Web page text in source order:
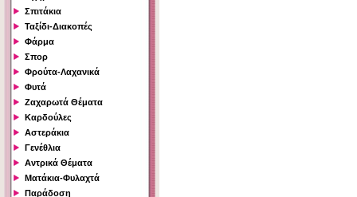
Σπιτάκια
Ταξίδι-Διακοπές
Φάρμα
Σπορ
Φρούτα-Λαχανικά
Φυτά
Ζαχαρωτά Θέματα
Καρδούλες
Αστεράκια
Γενέθλια
Αντρικά Θέματα
Ματάκια-Φυλαχτά
Παράδοση